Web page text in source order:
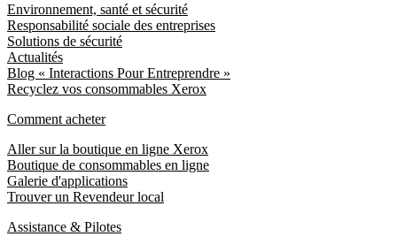
Environnement, santé et sécurité
Responsabilité sociale des entreprises
Solutions de sécurité
Actualités
Blog « Interactions Pour Entreprendre »
Recyclez vos consommables Xerox
Comment acheter
Aller sur la boutique en ligne Xerox
Boutique de consommables en ligne
Galerie d'applications
Trouver un Revendeur local
Assistance & Pilotes